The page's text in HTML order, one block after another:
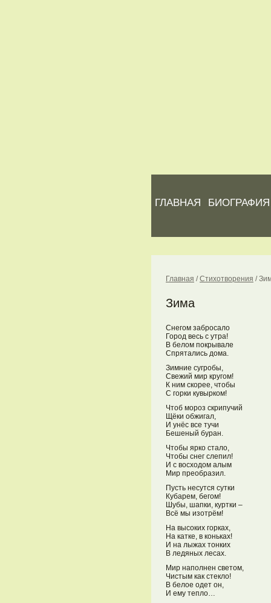
ГЛАВНАЯ БИОГРАФИЯ
Главная /Стихотворения /
Зима
Снегом забросало
Город весь с утра!
В белом покрывале
Спрятались дома.
Зимние сугробы,
Свежий мир кругом!
К ним скорее, чтобы
С горки кувырком!
Чтоб мороз скрипучий
Щёки обжигал,
И унёс все тучи
Бешеный буран.
Чтобы ярко стало,
Чтобы снег слепил!
И с восходом алым
Мир преобразил.
Пусть несутся сутки
Кубарем, бегом!
Шубы, шапки, куртки –
Всё мы изотрём!
На высоких горках,
На катке, в коньках!
И на лыжах тонких
В ледяных лесах.
Мир наполнен светом,
Чистым как стекло!
В белое одет он,
И ему тепло…